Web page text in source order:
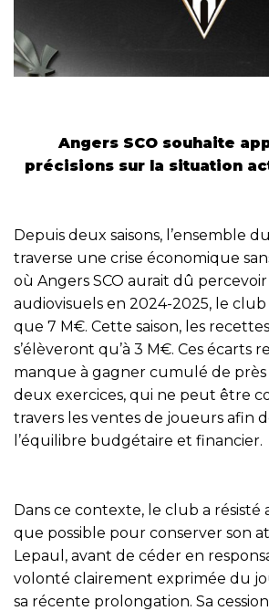
Angers SCO souhaite
précisions sur la situation
Depuis deux saisons, l’ensemble
traverse une crise économique
où Angers SCO aurait dû
audiovisuels en 2024-2025, le club
que 7 M€. Cette saison, les
s’élèveront qu’à 3 M€. Ces écarts
manque à gagner cumulé de
deux exercices, qui ne peut être
travers les ventes de joueurs afin
l’équilibre budgétaire et financier.
Dans ce contexte, le club a résisté
que possible pour conserver son
Lepaul, avant de céder en
volonté clairement exprimée du
sa récente prolongation. Sa